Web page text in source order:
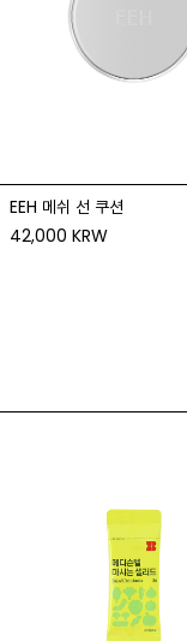
EEH 메쉬 선 쿠션
42,000 KRW